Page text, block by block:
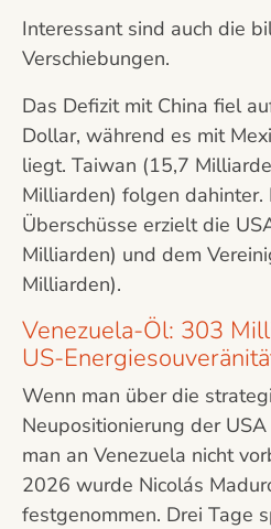
Interessant sind auch die
Verschiebungen.
Das Defizit mit China fiel
Dollar, während es mit
liegt. Taiwan (15,7
Milliarden) folgen dahinter.
Überschüsse erzielt die
Milliarden) und dem
Milliarden).
Venezuela-Öl: 303
US-
Wenn man über die
Neupositionierung der
man an Venezuela nicht
2026 wurde Nicolás
festgenommen. Drei Tage